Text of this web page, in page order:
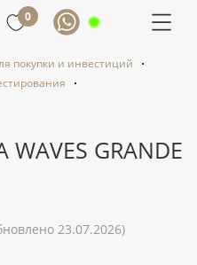
0
покупки и инвестиций
GRANDE
23.07.2026)